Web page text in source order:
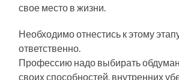
свое место в жизни.
Необходимо отнестись к этому
ответственно.
Профессию надо выбирать
своих способностей, внутренних